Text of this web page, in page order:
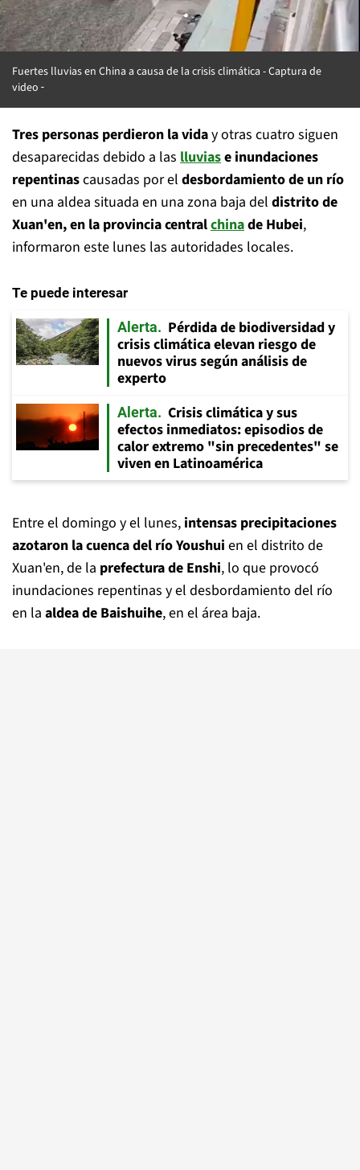
Fuertes lluvias en China a causa de la crisis climática - Captura de
video
Tres personas perdieron la viday otras cuatro siguen
desaparecidas debido a las lluviase inundaciones
repentinascausadas por el desbordamiento de un río
en una aldea situada en una zona baja del distrito de
Xuan'en, en la provincia centralchinade Hubei,
informaron este lunes las autoridades locales.
Te puede interesar
Alerta
Pérdida de biodiversidad y
crisis climática elevan riesgo de
nuevos virus según análisis de
experto
Alerta
Crisis climática y sus
efectos inmediatos: episodios de
calor extremo "sin precedentes" se
viven en Latinoamérica
Entre el domingo y el lunes, intensas precipitaciones
azotaron la cuenca del río Youshui en el distrito de
Xuan'en, de la prefectura de Enshi, lo que provocó
inundaciones repentinas y el desbordamiento del río
en la aldea de Baishuihe, en el área baja.